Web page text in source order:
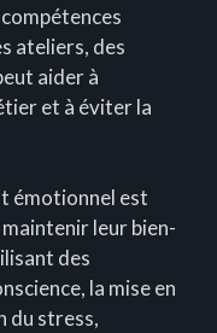
ateliers, des
aider à
et à éviter la
émotionnel est
leur bien-
des
la mise en
du stress,